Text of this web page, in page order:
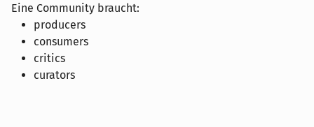
Eine Community braucht:
producers
consumers
critics
curators